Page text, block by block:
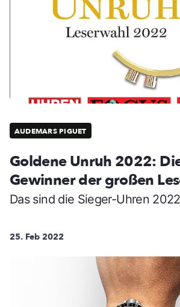
AUDEMARS PIGUET
Goldene Unruh 2022:
Gewinner der großen
Das sind die Sieger-Uhren 2022
25. Feb 2022